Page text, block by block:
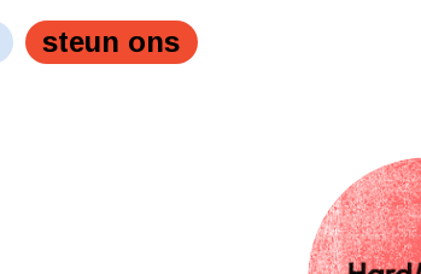
steun ons